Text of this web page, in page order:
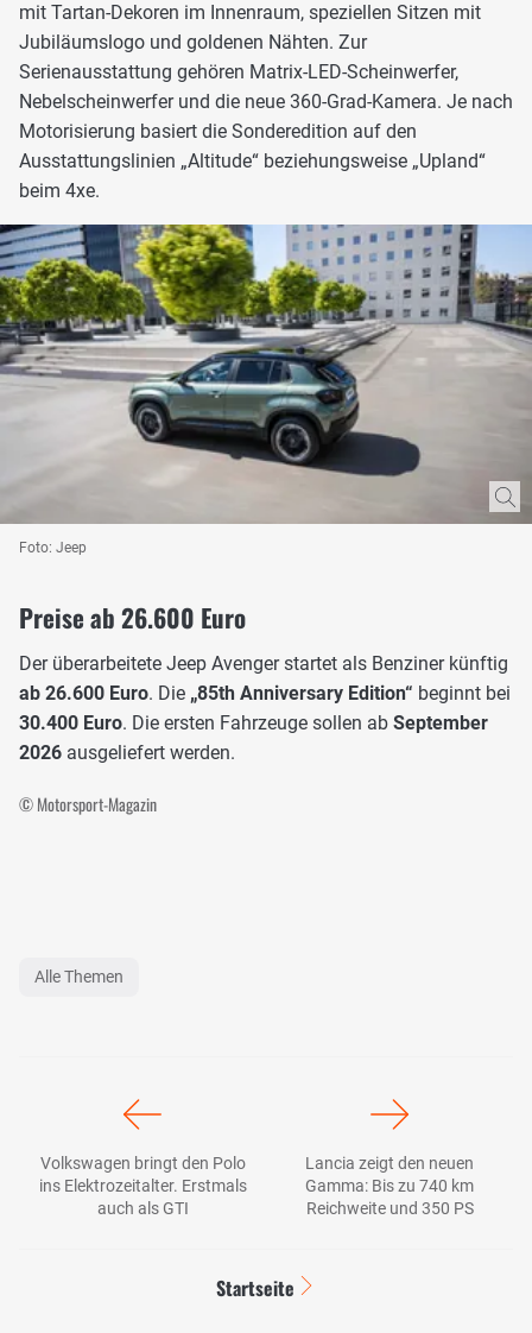
mit Tartan-Dekoren im Innenraum, speziellen Sitzen mit
Jubiläumslogo und goldenen Nähten. Zur
Serienausstattung gehören Matrix-LED-Scheinwerfer,
Nebelscheinwerfer und die neue 360-Grad-Kamera. Je nach
Motorisierung basiert die Sonderedition auf den
Ausstattungslinien „Altitude“ beziehungsweise „Upland“
beim 4xe.
Foto: Jeep
Preise ab 26.600 Euro
Der überarbeitete Jeep Avenger startet als Benziner künftig
ab 26.600 Euro. Die „85th Anniversary Edition“ beginnt bei
30.400 Euro. Die ersten Fahrzeuge sollen ab September
2026 ausgeliefert werden.
© Motorsport-Magazin
Alle Themen
Volkswagen bringt den Polo
ins Elektrozeitalter. Erstmals
auch als GTI
Lancia zeigt den neuen
Gamma: Bis zu 740 km
Reichweite und 350 PS
Startseite